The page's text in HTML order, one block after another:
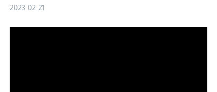
2023-02-21